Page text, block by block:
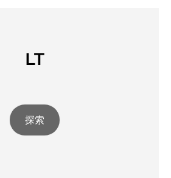
LT
探索